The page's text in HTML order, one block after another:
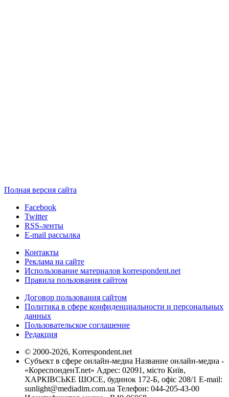
Полная версия сайта
Facebook
Twitter
RSS-ленты
E-mail рассылка
Контакты
Реклама на сайте
Использование материалов korrespondent.net
Правила пользования сайтом
Договор пользования сайтом
Политика в сфере конфиденциальности и персональных
данных
Пользовательское соглашение
Редакция
© 2000-2026, Korrespondent.net
Субъект в сфере онлайн-медиа Название онлайн-медиа -
«КореспонденТ.net» Адрес: 02091, місто Київ,
ХАРКІВСЬКЕ ШОСЕ, будинок 172-Б, офіс 208/1 E-mail:
sunlight@mediadim.com.ua Телефон: 044-205-43-00